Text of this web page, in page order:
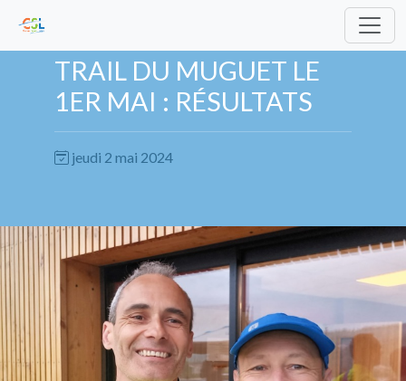
TRAIL DU MUGUET LE
1ER MAI : RÉSULTATS
jeudi 2 mai 2024